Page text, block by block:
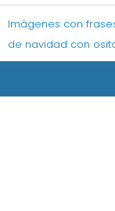
Imágenes con
de navidad con